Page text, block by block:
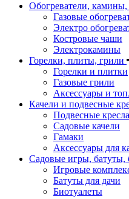
Обогреватели, камины,
Газовые
Электро
Костровые чаши
Электрокамины
Горелки, плиты, грили
Горелки и плитки
Газовые грили
Аксессуары и
Качели и подвесные
Подвесные кресла
Садовые качели
Гамаки
Аксессуары для
Садовые игры, батуты,
Игровые
Батуты для дачи
Биотуалеты